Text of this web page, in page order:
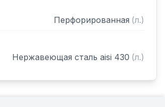
Перфорированная (л.)
Нержавеющая сталь aisi 430 (л.)